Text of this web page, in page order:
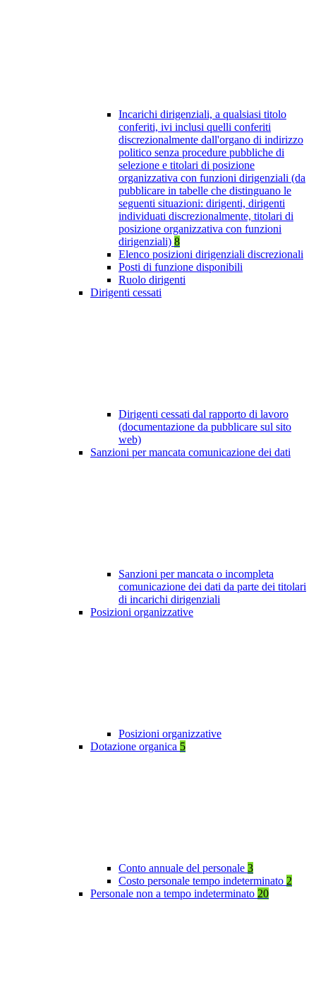
Incarichi dirigenziali, a qualsiasi titolo
conferiti, ivi inclusi quelli conferiti
discrezionalmente dall'organo di indirizzo
politico senza procedure pubbliche di
selezione e titolari di posizione
organizzativa con funzioni dirigenziali (da
pubblicare in tabelle che distinguano le
seguenti situazioni: dirigenti, dirigenti
individuati discrezionalmente, titolari di
posizione organizzativa con funzioni
dirigenziali) 8
Elenco posizioni dirigenziali discrezionali
Posti di funzione disponibili
Ruolo dirigenti
Dirigenti cessati
Dirigenti cessati dal rapporto di lavoro
(documentazione da pubblicare sul sito
web)
Sanzioni per mancata comunicazione dei dati
Sanzioni per mancata o incompleta
comunicazione dei dati da parte dei titolari
di incarichi dirigenziali
Posizioni organizzative
Posizioni organizzative
Dotazione organica 5
Conto annuale del personale 3
Costo personale tempo indeterminato 2
Personale non a tempo indeterminato 20